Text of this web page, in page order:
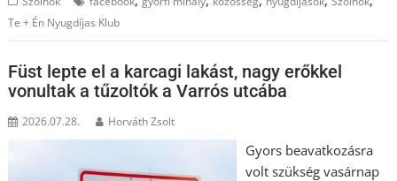
Te + Én Nyugdíjas Klub
Füst lepte el a karcagi lakást, nagy erőkkel
vonultak a tűzoltók a Varrós utcába
2026.07.28. Horváth Zsolt
Gyors beavatkozásra
volt szükség vasárnap